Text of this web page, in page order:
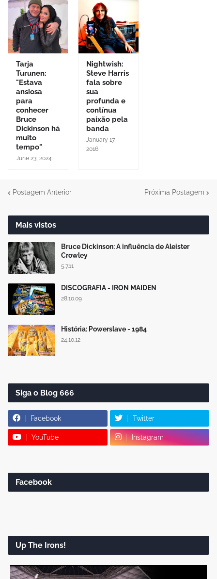
Tarja
Turunen:
"Estava
ansiosa
para
conhecer
Bruce
Dickinson há
muito
tempo"
June 23, 2024
Nightwish:
Steve Harris
fala sobre
sua
profunda e
contínua
paixão pela
banda
January 17,
2016
Postagem Anterior Próxima Postagem
Mais vistos
Bruce Dickinson: A influência de Aleister
Crowley
5.7.11
DISCOGRAFIA - IRON MAIDEN
28.10.09
História: Powerslave - 1984
24.10.12
Siga o Blog 666
Facebook Twitter
YouTube Instagram
Facebook
Up The Irons!